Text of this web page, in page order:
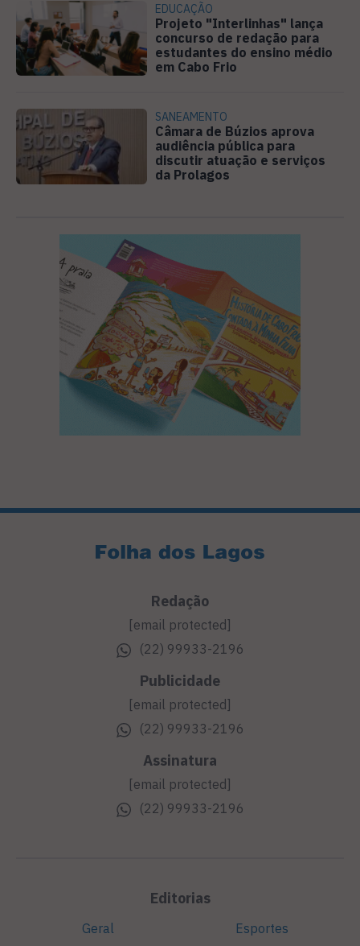
EDUCAÇÃO
Projeto "Interlinhas" lança
concurso de redação para
estudantes do ensino médio
em Cabo Frio
SANEAMENTO
Câmara de Búzios aprova
audiência pública para
discutir atuação e serviços
da Prolagos
Redação
[email protected]
(22) 99933-2196
Publicidade
[email protected]
(22) 99933-2196
Assinatura
[email protected]
(22) 99933-2196
Editorias
Geral
Esportes